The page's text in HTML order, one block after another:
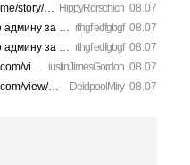
HippyRorschich 08.07
htt…
rthgf edfgbgf 08.07
по билетам. https:…
rthgf edfgbgf 08.07
по билетам. https:…
iuslinJimesGordon 08.07
suppo8ifu h…
DeidpoolMiry 08.07
home https:…